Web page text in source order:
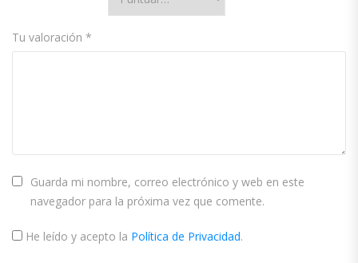
Tu valoración *
Guarda mi nombre, correo electrónico y web en este
navegador para la próxima vez que comente.
He leído y acepto la Política de Privacidad.